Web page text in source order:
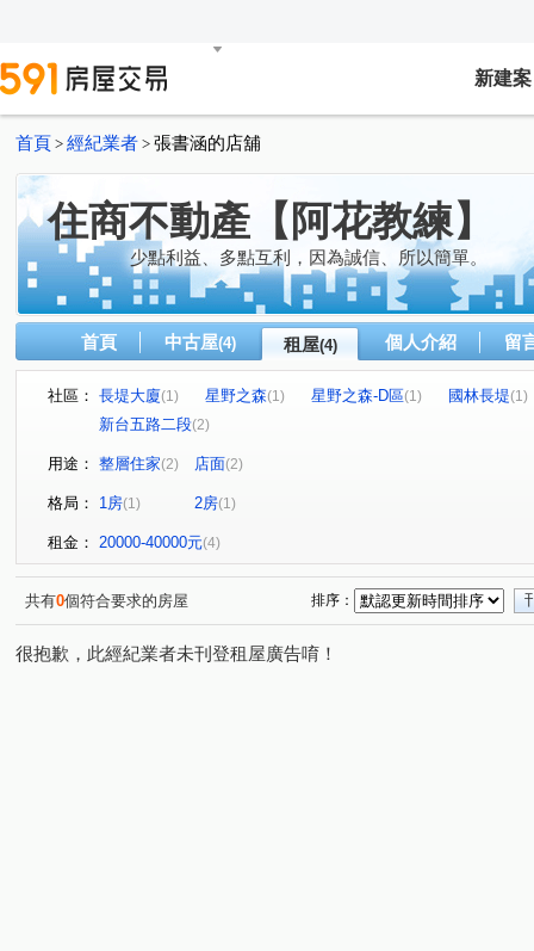
新建案
首頁 > 經紀業者 > 張書涵的店舖
住商不動產【阿花教練】
少點利益、多點互利，因為誠信、所以簡單。
首頁 中古屋(4) 租屋(4) 個人介紹 留
社區： 長堤大廈(1) 星野之森(1) 星野之森-D區(1) 國林長堤(1)
新台五路二段(2)
用途： 整層住家(2) 店面(2)
格局： 1房(1) 2房(1)
租金： 20000-40000元(4)
共有0個符合要求的房屋 排序：
很抱歉，此經紀業者未刊登租屋廣告唷！